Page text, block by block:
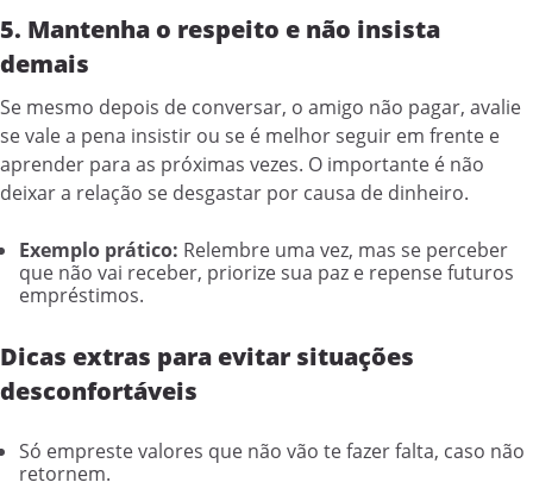
5. Mantenha o respeito e não insista
demais
Se mesmo depois de conversar, o amigo não pagar, avalie
se vale a pena insistir ou se é melhor seguir em frente e
aprender para as próximas vezes. O importante é não
deixar a relação se desgastar por causa de dinheiro.
Exemplo prático: Relembre uma vez, mas se perceber
que não vai receber, priorize sua paz e repense futuros
empréstimos.
Dicas extras para evitar situações
desconfortáveis
Só empreste valores que não vão te fazer falta, caso não
retornem.